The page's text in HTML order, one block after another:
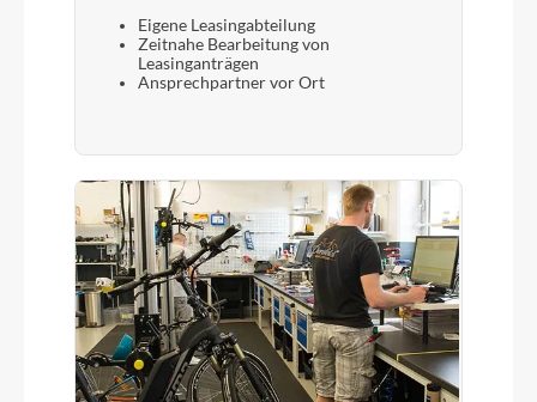
Eigene Leasingabteilung
Zeitnahe Bearbeitung von
Leasinganträgen
Ansprechpartner vor Ort